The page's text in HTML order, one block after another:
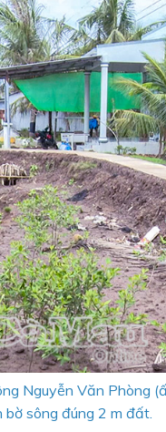
Nguyễn Văn Phòng
bờ sông đúng 2 m đất.